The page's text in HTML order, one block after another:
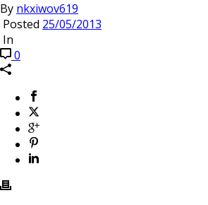
By nkxiwov619
Posted 25/05/2013
In
0